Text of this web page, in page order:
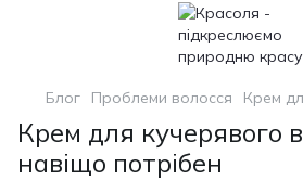
Блог Проблеми волосся Крем
Крем для кучерявого
навіщо потрібен